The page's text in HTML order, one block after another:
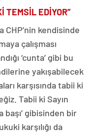
TEMSİL EDİYOR”
CHP’nin kendisinde
çalışması
‘cunta’ gibi bu
yakışabilecek
karşısında tabii ki
Tabii ki Sayın
başı’ gibisinden bir
karşılığı da